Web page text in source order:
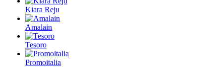
Kiara Reju
Amalain
Tesoro
Promoitalia